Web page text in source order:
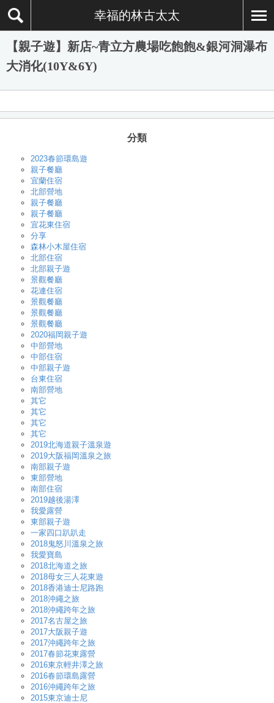
幸福的林古太太
【親子遊】新店~青立方農場吃飽飽&銀河洞瀑布
大消化(10Y&6Y)
分類
2023春節環島遊
親子餐廳
宜蘭住宿
北部營地
親子餐廳
親子餐廳
宜花東住宿
分享
森林小木屋住宿
北部住宿
北部親子遊
景觀餐廳
花連住宿
景觀餐廳
景觀餐廳
景觀餐廳
2020福岡親子遊
中部營地
中部住宿
中部親子遊
台東住宿
南部營地
其它
其它
其它
其它
2019北海道親子溫泉遊
2019大阪福岡溫泉之旅
南部親子遊
東部營地
南部住宿
2019越後湯澤
我愛露營
東部親子遊
一家四口趴趴走
2018鬼怒川溫泉之旅
我愛寶島
2018北海道之旅
2018母女三人花東遊
2018香港迪士尼路跑
2018沖繩之旅
2018沖繩跨年之旅
2017名古屋之旅
2017大阪親子遊
2017沖繩跨年之旅
2017春節花東露營
2016東京輕井澤之旅
2016春節環島露營
2016沖繩跨年之旅
2015東京迪士尼